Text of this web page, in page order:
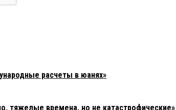
расчеты в юанях»
тяжелые времена, но не катастрофические»